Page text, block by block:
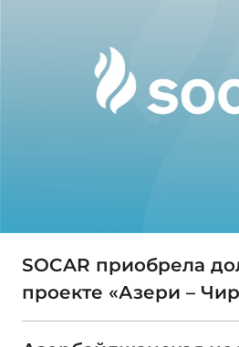
SOCAR приобрела
проекте «Азери –